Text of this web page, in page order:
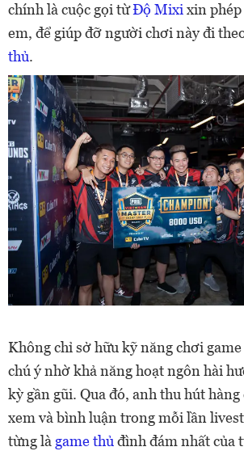
chính là cuộc gọi từĐộ Mixi xin
em, để giúp đỡ người chơi này đi
thủ.
Không chỉ sở hữu kỹ năng chơi
chú ý nhờ khả năng hoạt ngôn hài
kỳ gần gũi. Qua đó, anh thu hút
xem và bình luận trong mỗi lần
từng là game thủđình đám nhất của